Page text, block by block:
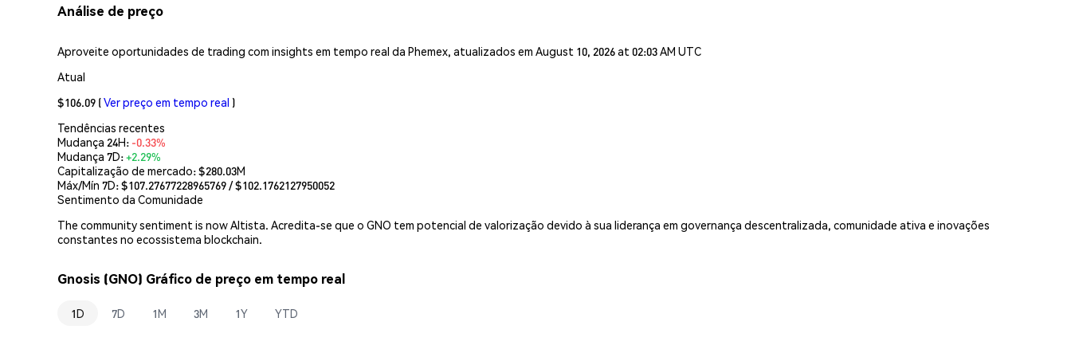
Análise de preço
Aproveite oportunidades de trading com insights em tempo real da Phemex, atualizados em August 10, 2026 at 02:03 AM UTC
Atual
$106.09 (Ver preço em tempo real )
Tendências recentes
Mudança 24H: -0.33%
Mudança 7D:+2.29%
Capitalização de mercado:$280.03M
Máx/Mín 7D: $107.27677228965769/ $102.1762127950052
Sentimento da Comunidade
The community sentiment is now Altista. Acredita-se que o GNO tem potencial de valorização devido à sua liderança em governança descentralizada, comunidade ativa e inovações
constantes no ecossistema blockchain.
Gnosis (GNO) Gráfico de preço em tempo real
1D 7D 1M 3M 1Y YTD